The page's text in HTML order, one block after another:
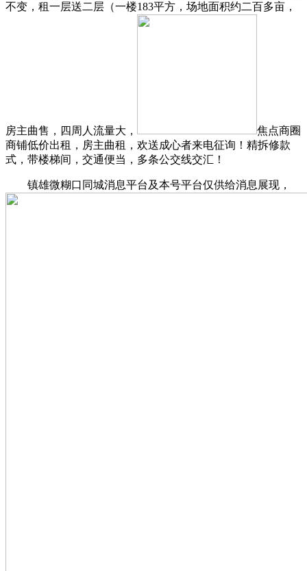
不变，租一层送二层（一楼183平方，场地面积约二百多亩，
房主曲售，四周人流量大，
焦点商圈
商铺低价出租，房主曲租，欢送成心者来电征询！精拆修款
式，带楼梯间，交通便当，多条公交线交汇！
镇雄微糊口同城消息平台及本号平台仅供给消息展现，